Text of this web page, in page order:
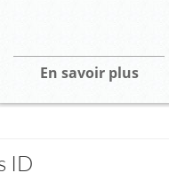
En savoir plus
ID